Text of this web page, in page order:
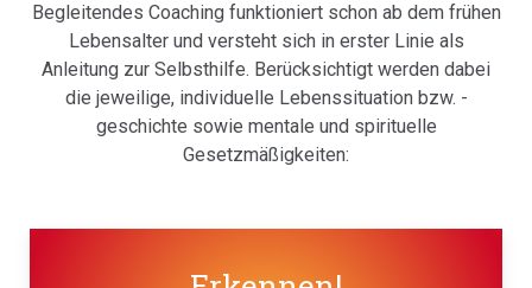
Begleitendes Coaching funktioniert schon ab dem frühen
Lebensalter und versteht sich in erster Linie als
Anleitung zur Selbsthilfe. Berücksichtigt werden dabei
die jeweilige, individuelle Lebenssituation bzw. -
geschichte sowie mentale und spirituelle
Gesetzmäßigkeiten: